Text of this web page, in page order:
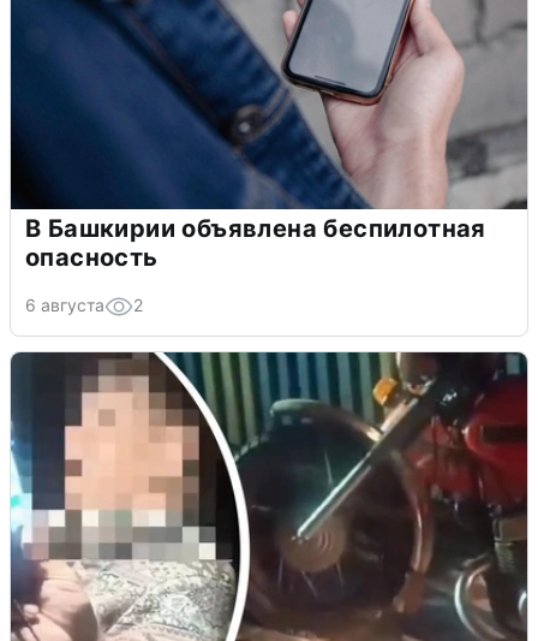
В Башкирии объявлена беспилотная
опасность
6 августа 2